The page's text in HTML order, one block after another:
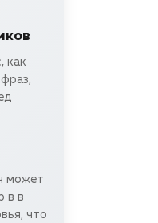
как
может
в в
что